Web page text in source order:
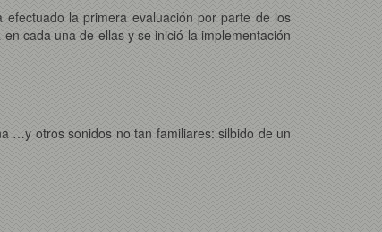
la primera evaluación por parte de los
cada una de ellas y se inició la implementación
…y otros sonidos no tan familiares: silbido de un